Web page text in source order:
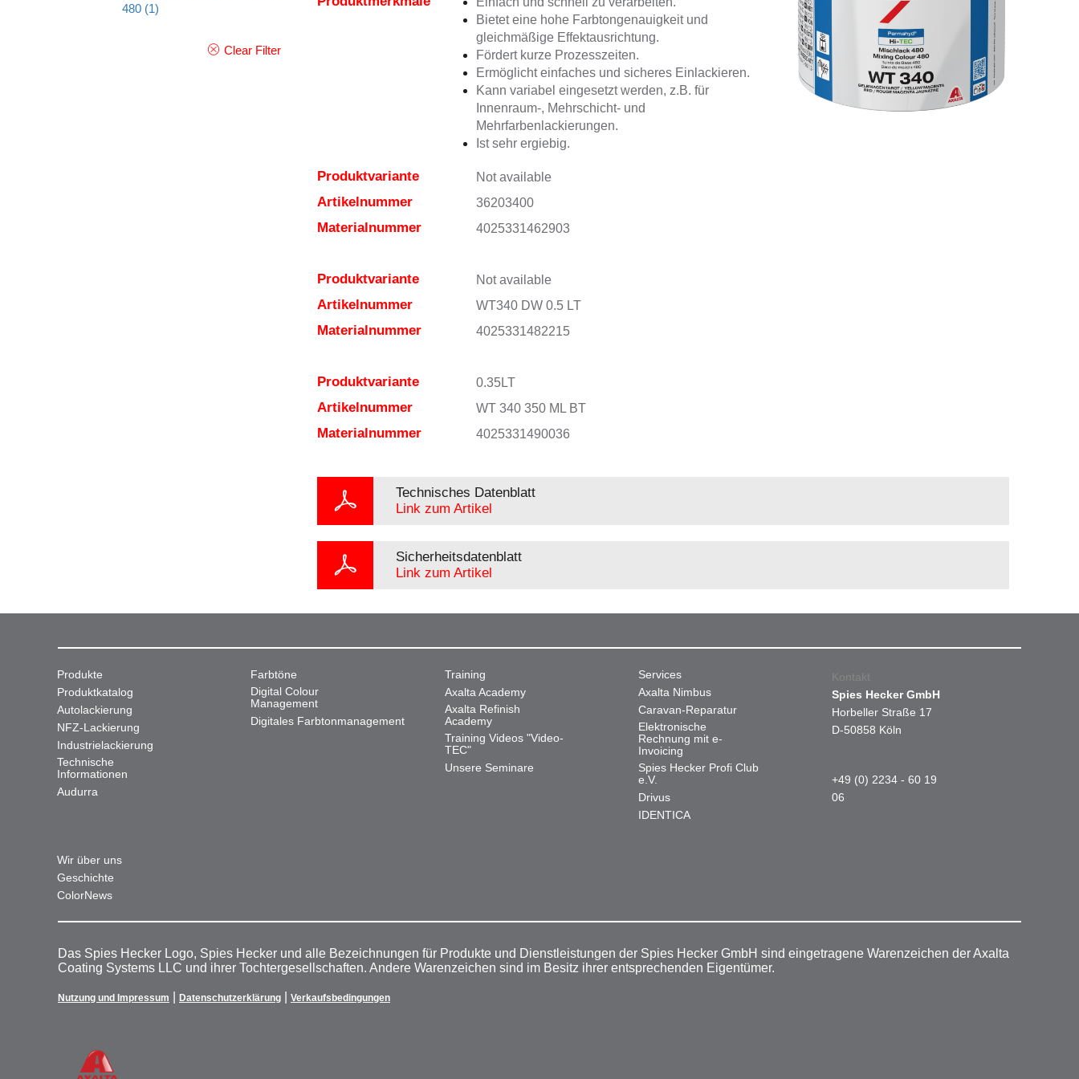
480 (1)
Clear Filter
Bietet eine hohe Farbtongenauigkeit und
gleichmäßige Effektausrichtung.
Fördert kurze Prozesszeiten.
Ermöglicht einfaches und sicheres Einlackieren.
Kann variabel eingesetzt werden, z.B. für
Innenraum-, Mehrschicht- und
Mehrfarbenlackierungen.
Ist sehr ergiebig.
Produktvariante Not available
Artikelnummer 36203400
Materialnummer 4025331462903
Produktvariante Not available
Artikelnummer WT340 DW 0.5 LT
Materialnummer 4025331482215
Produktvariante 0.35LT
Artikelnummer WT 340 350 ML BT
Materialnummer 4025331490036
Technisches Datenblatt
Link zum Artikel
Sicherheitsdatenblatt
Link zum Artikel
Produkte
Produktkatalog
Autolackierung
NFZ-Lackierung
Industrielackierung
Technische
Informationen
Audurra
Farbtöne
Digital Colour
Management
Digitales Farbtonmanagement
Training
Axalta Academy
Axalta Refinish
Academy
Training Videos "Video-
TEC"
Unsere Seminare
Services
Axalta Nimbus
Caravan-Reparatur
Elektronische
Rechnung mit e-
Invoicing
Spies Hecker Profi Club
e.V.
Drivus
IDENTICA
Wir über uns
Geschichte
ColorNews
Kontakt
Spies Hecker GmbH
Horbeller Straße 17
D-50858 Köln
+49 (0) 2234 - 60 19
06
Das Spies Hecker Logo, Spies Hecker und alle Bezeichnungen für Produkte und Dienstleistungen der Spies Hecker GmbH sind eingetragene Warenzeichen der Axalta
Coating Systems LLC und ihrer Tochtergesellschaften. Andere Warenzeichen sind im Besitz ihrer entsprechenden Eigentümer.
Nutzung und Impressum Datenschutzerklärung Verkaufsbedingungen